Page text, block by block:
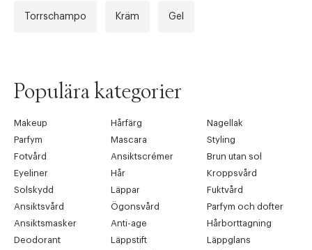
Torrschampo Kräm Gel
Populära kategorier
Makeup Hårfärg
Nagellak
Parfym
Mascara
Styling
Fotvård
Ansiktscrémer
Brun utan sol
Eyeliner
Hår
Kroppsvård
Solskydd
Läppar
Fuktvård
Ansiktsvård
Ögonsvård
Parfym och dofter
Ansiktsmasker
Anti-age
Hårborttagning
Deodorant
Läppstift
Läppglans